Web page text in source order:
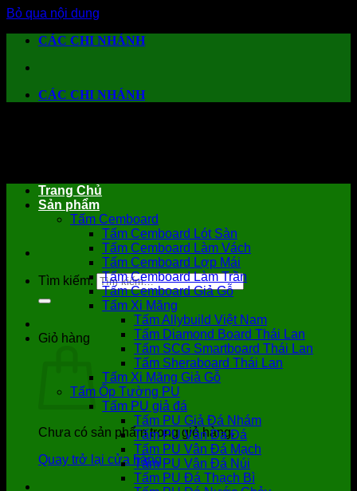
Bỏ qua nội dung
CÁC CHI NHÁNH
CÁC CHI NHÁNH
Tìm kiếm:
Giỏ hàng
Chưa có sản phẩm trong giỏ hàng.
Quay trở lại cửa hàng
Trang Chủ
Sản phẩm
Tấm Cemboard
Tấm Cemboard Lót Sàn
Tấm Cemboard Làm Vách
Tấm Cemboard Lợp Mái
Tấm Cemboard Làm Trần
Tấm Cemboard Giả Gỗ
Tấm Xi Măng
Tấm Allybuild Việt Nam
Tấm Diamond Board Thái Lan
Tấm SCG Smartboard Thái Lan
Tấm Sheraboard Thái Lan
Tấm Xi Măng Giả Gỗ
Tấm Ốp Tường PU
Tấm PU giả đá
Tấm PU Giả Đá Nhám
Tấm PU Vân Da Đá
Tấm PU Vân Đá Mạch
Tấm PU Vân Đá Núi
Tấm PU Đá Thạch Bì